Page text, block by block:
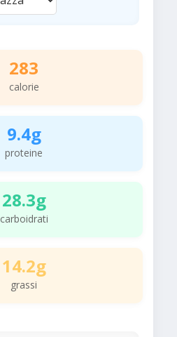
283
calorie
9.4g
proteine
28.3g
carboidrati
14.2g
grassi